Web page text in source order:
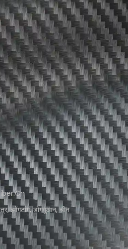
झोंगटांग, डोंगगुआन, चीन